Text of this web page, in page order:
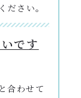
ださい。
です
合わせて